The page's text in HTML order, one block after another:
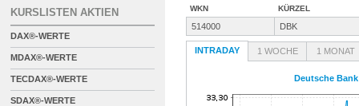
WKN KÜRZEL
514000 DBK
INTRADAY 1 WOCHE 1 MONAT
Deutsche
KURSLISTEN AKTIEN
DAX®-WERTE
MDAX®-WERTE
TECDAX®-WERTE
SDAX®-WERTE